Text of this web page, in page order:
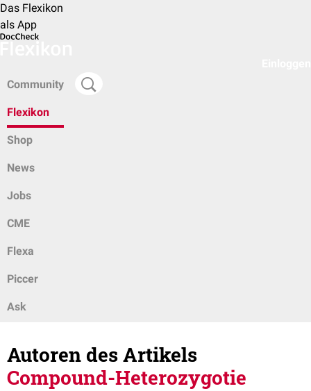
Das Flexikon
als App
Community
Flexikon
Shop
News
Jobs
CME
Flexa
Piccer
Ask
Autoren des Artikels
Compound-Heterozygotie